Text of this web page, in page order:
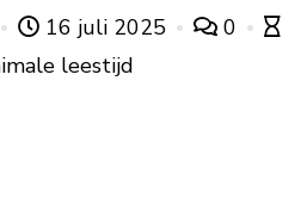
16 juli 2025
0
leestijd